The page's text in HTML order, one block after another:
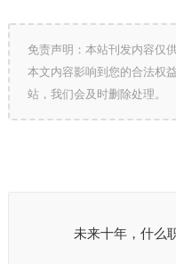
免责声明：本站刊发内容仅
本文内容影响到您的合法权
站，我们会及时删除处理。
未来十年，什么